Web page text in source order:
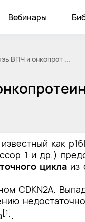
Вебинары
ВПЧ и онкопрот ...
как
1 и др.)
цикла из
CDKN2A.
[1].